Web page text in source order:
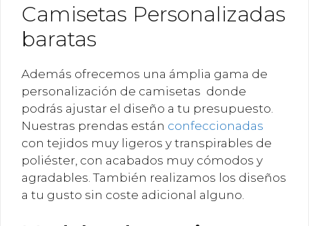
Camisetas Personalizadas
baratas
Además ofrecemos una ámplia gama de
personalización de camisetas donde
podrás ajustar el diseño a tu presupuesto.
Nuestras prendas están confeccionadas
con tejidos muy ligeros y transpirables de
poliéster, con acabados muy cómodos y
agradables. También realizamos los diseños
a tu gusto sin coste adicional alguno.